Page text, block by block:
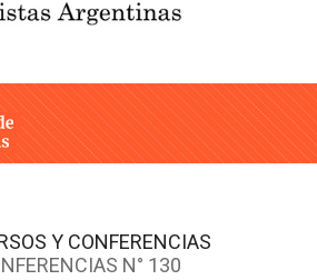
Y CONFERENCIAS
N° 130